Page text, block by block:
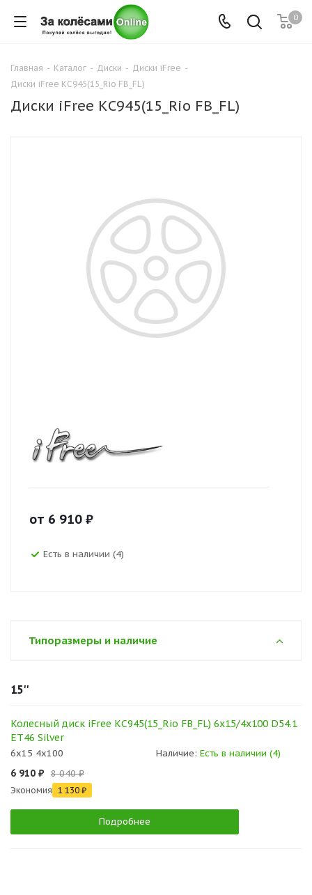
0
Главная - Каталог - Диски - Диски iFree -
Диски iFree КС945(15_Rio FB_FL)
Диски iFree КС945(15_Rio FB_FL)
от 6 910 ₽
Есть в наличии (4)
Типоразмеры и наличие
15''
Колесный диск iFree КС945(15_Rio FB_FL) 6x15/4x100 D54.1
ET46 Silver
6x15 4x100 Наличие: Есть в наличии (4)
6 910 ₽ 8 040 ₽
Экономия 1 130 ₽
Подробнее